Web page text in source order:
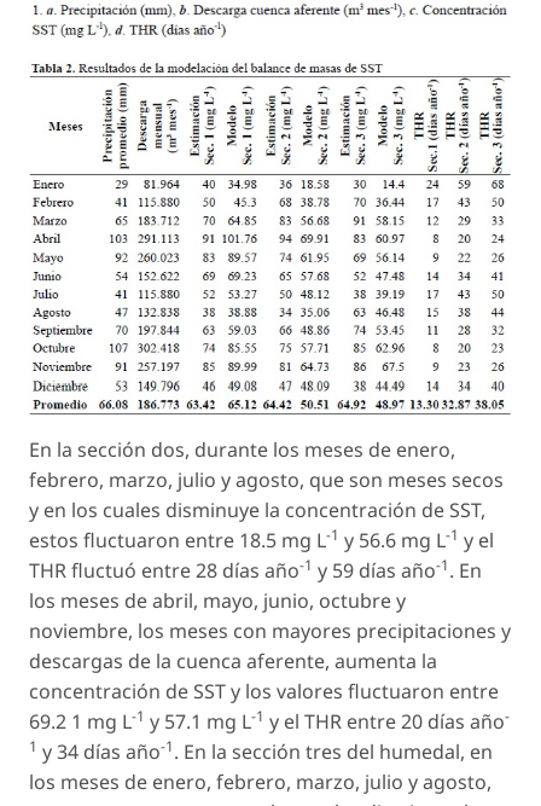
En la sección dos, durante los meses de enero,
febrero, marzo, julio y agosto, que son meses secos
y en los cuales disminuye la concentración de SST,
estos fluctuaron entre 18.5 mg L-1 y 56.6 mg L-1 y el
THR fluctuó entre 28 días año-1 y 59 días año-1. En
los meses de abril, mayo, junio, octubre y
noviembre, los meses con mayores precipitaciones y
descargas de la cuenca aferente, aumenta la
concentración de SST y los valores fluctuaron entre
69.2 1 mg L-1 y 57.1 mg L-1 y el THR entre 20 días año-
1 y 34 días año-1. En la sección tres del humedal, en
los meses de enero, febrero, marzo, julio y agosto,